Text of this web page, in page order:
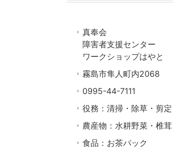
真奉会
障害者支援センター
ワークショップはやと
霧島市隼人町内2068
0995-44-7111
役務：清掃・除草・剪定
農産物：水耕野菜・椎茸
食品：お茶パック